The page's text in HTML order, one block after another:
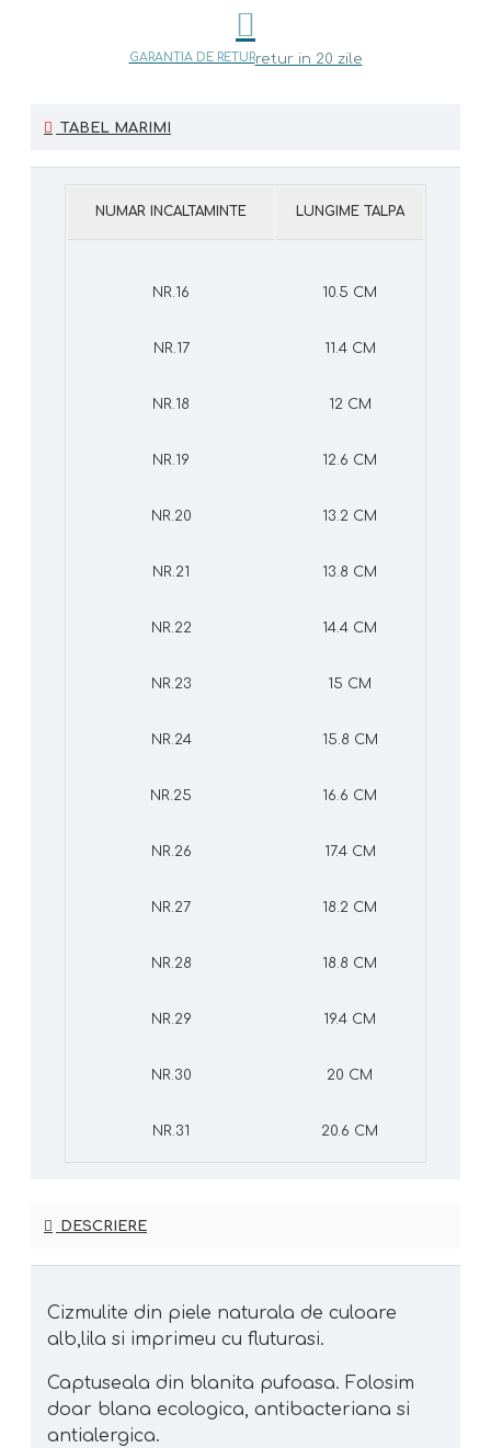
GARANTIA DE RETURretur in 20 zile
TABEL MARIMI
NUMAR INCALTAMINTE LUNGIME TALPA
NR.16 10.5 CM
NR.17 11.4 CM
NR.18 12 CM
NR.19 12.6 CM
NR.20 13.2 CM
NR.21 13.8 CM
NR.22 14.4 CM
NR.23 15 CM
NR.24 15.8 CM
NR.25 16.6 CM
NR.26 17.4 CM
NR.27 18.2 CM
NR.28 18.8 CM
NR.29 19.4 CM
NR.30 20 CM
NR.31 20.6 CM
DESCRIERE
Cizmulite din piele naturala de culoare
alb,lila si imprimeu cu fluturasi.
Captuseala din blanita pufoasa. Folosim
doar blana ecologica, antibacteriana si
antialergica.